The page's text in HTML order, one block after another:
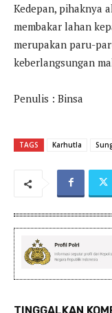
Kedepan, pihaknya
membakar lahan
merupakan paru-
keberlangsungan
Penulis : Binsa
TAGS Karhutla
TINGGALKAN